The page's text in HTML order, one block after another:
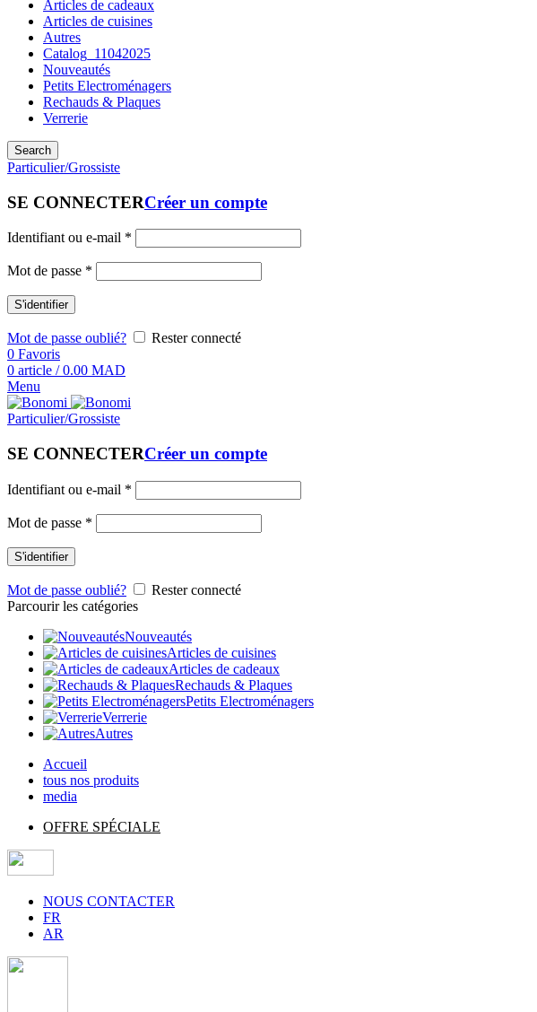
Articles de cadeaux
Articles de cuisines
Autres
Catalog_11042025
Nouveautés
Petits Electroménagers
Rechauds & Plaques
Verrerie
Search
Particulier/Grossiste
SE CONNECTERCréer un compte
Identifiant ou e-mail *
Mot de passe *
S'identifier
Mot de passe oublié?
Rester connecté
0 Favoris
0 article / 0.00 MAD
Menu
Particulier/Grossiste
SE CONNECTERCréer un compte
Identifiant ou e-mail *
Mot de passe *
S'identifier
Mot de passe oublié?
Rester connecté
Parcourir les catégories
Nouveautés
Articles de cuisines
Articles de cadeaux
Rechauds & Plaques
Petits Electroménagers
Verrerie
Autres
Accueil
tous nos produits
media
OFFRE SPÉCIALE
NOUS CONTACTER
FR
AR